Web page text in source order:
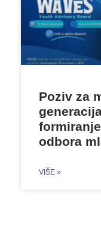
Poziv za
odbora
VIŠE »